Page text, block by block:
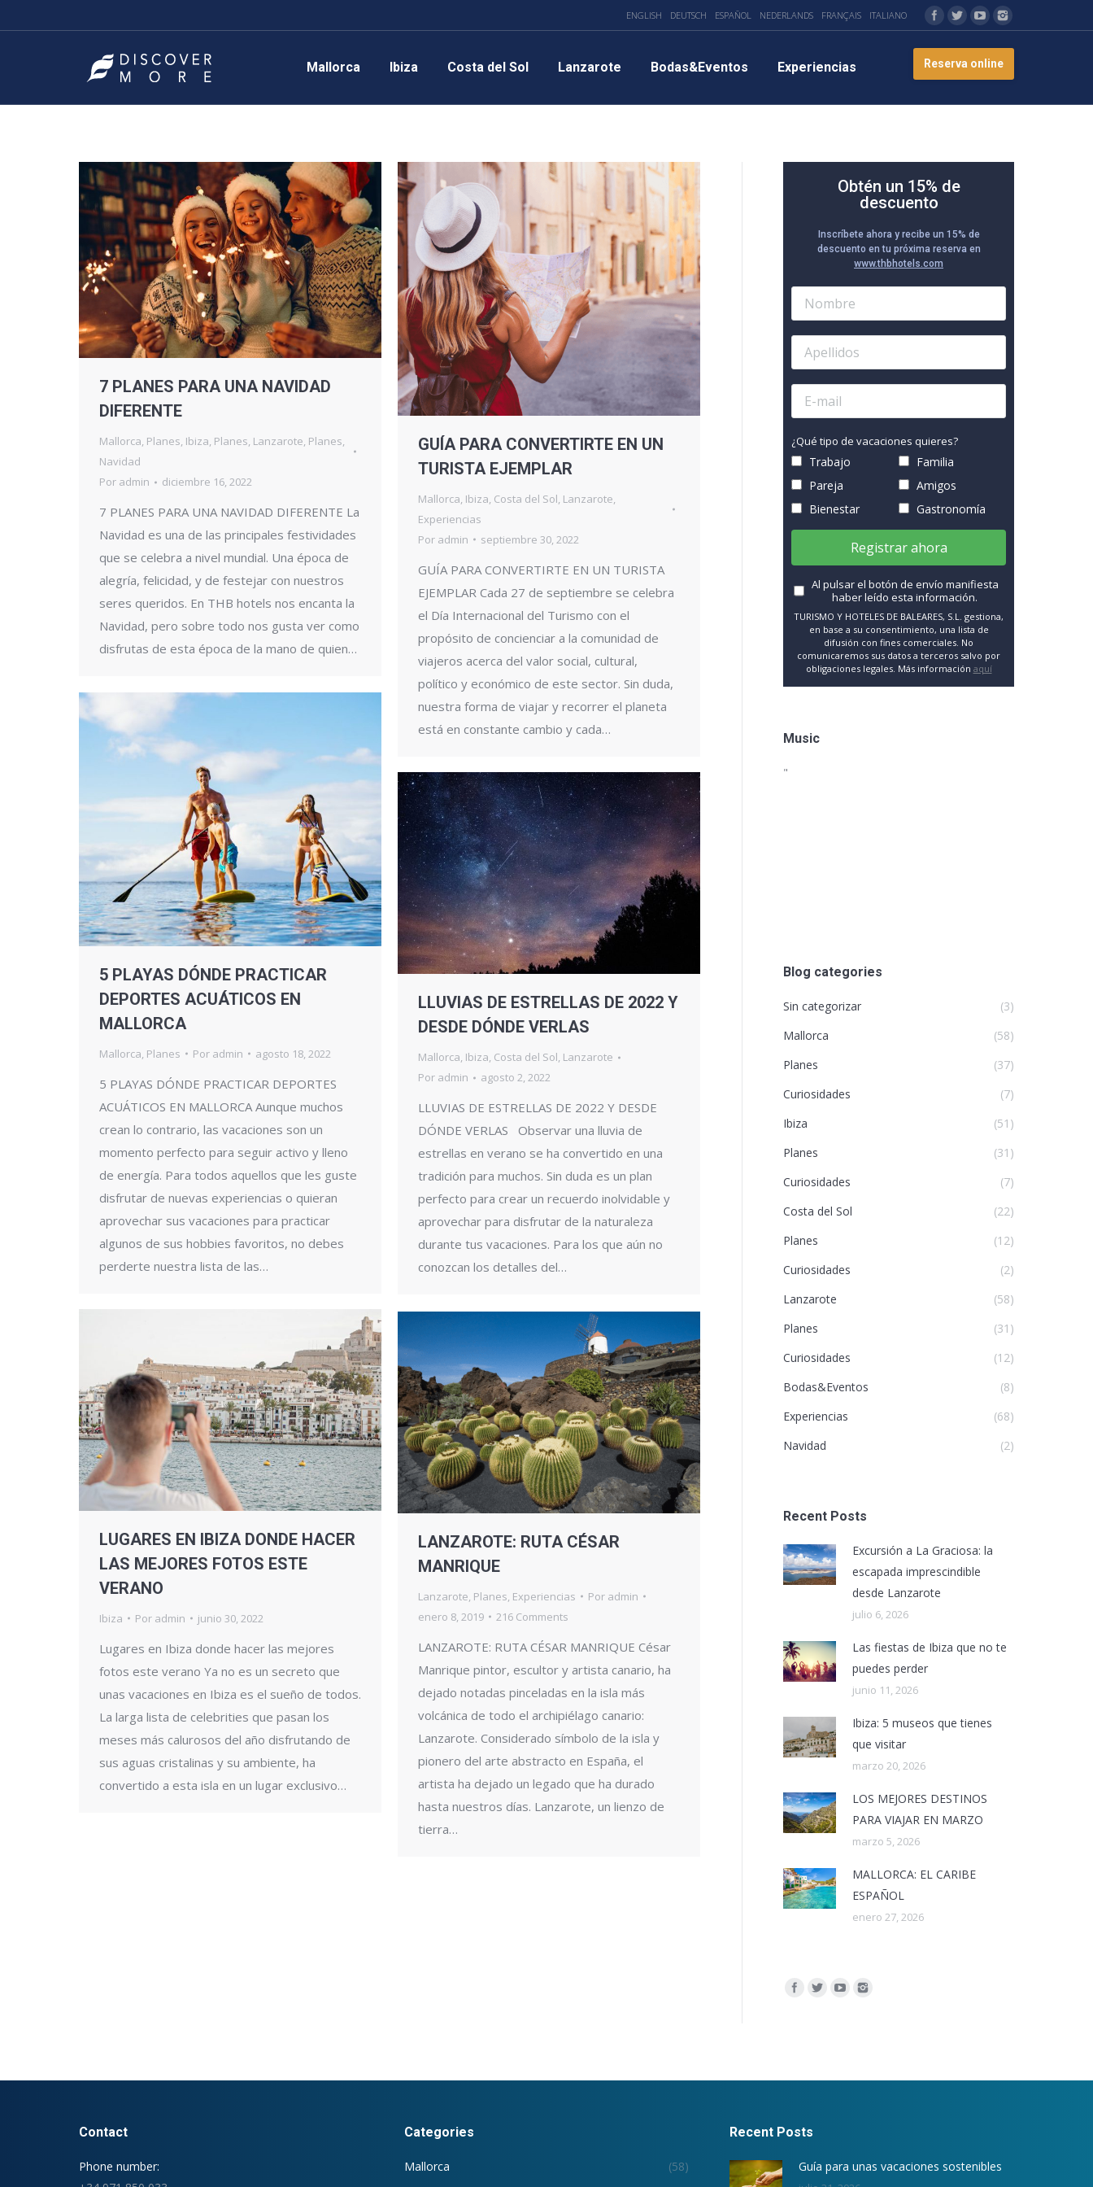
ENGLISH DEUTSCH ESPAÑOL NEDERLANDS FRANÇAIS ITALIANO
Mallorca Ibiza Costa del Sol Lanzarote Bodas&Eventos Experiencias Reserva online
7 PLANES PARA UNA NAVIDAD
DIFERENTE
Mallorca, Planes, Ibiza, Planes, Lanzarote, Planes,
Navidad
Por admin diciembre 16, 2022
7 PLANES PARA UNA NAVIDAD DIFERENTE La
Navidad es una de las principales festividades
que se celebra a nivel mundial. Una época de
alegría, felicidad, y de festejar con nuestros
seres queridos. En THB hotels nos encanta la
Navidad, pero sobre todo nos gusta ver como
disfrutas de esta época de la mano de quien…
GUÍA PARA CONVERTIRTE EN UN
TURISTA EJEMPLAR
Mallorca, Ibiza, Costa del Sol, Lanzarote,
Experiencias
Por admin septiembre 30, 2022
GUÍA PARA CONVERTIRTE EN UN TURISTA
EJEMPLAR Cada 27 de septiembre se celebra
el Día Internacional del Turismo con el
propósito de concienciar a la comunidad de
viajeros acerca del valor social, cultural,
político y económico de este sector. Sin duda,
nuestra forma de viajar y recorrer el planeta
está en constante cambio y cada…
5 PLAYAS DÓNDE PRACTICAR
DEPORTES ACUÁTICOS EN
MALLORCA
Mallorca, Planes Por admin agosto 18, 2022
5 PLAYAS DÓNDE PRACTICAR DEPORTES
ACUÁTICOS EN MALLORCA Aunque muchos
crean lo contrario, las vacaciones son un
momento perfecto para seguir activo y lleno
de energía. Para todos aquellos que les guste
disfrutar de nuevas experiencias o quieran
aprovechar sus vacaciones para practicar
algunos de sus hobbies favoritos, no debes
perderte nuestra lista de las…
LLUVIAS DE ESTRELLAS DE 2022 Y
DESDE DÓNDE VERLAS
Mallorca, Ibiza, Costa del Sol, Lanzarote
Por admin agosto 2, 2022
LLUVIAS DE ESTRELLAS DE 2022 Y DESDE
DÓNDE VERLAS Observar una lluvia de
estrellas en verano se ha convertido en una
tradición para muchos. Sin duda es un plan
perfecto para crear un recuerdo inolvidable y
aprovechar para disfrutar de la naturaleza
durante tus vacaciones. Para los que aún no
conozcan los detalles del…
LUGARES EN IBIZA DONDE HACER
LAS MEJORES FOTOS ESTE
VERANO
Ibiza Por admin junio 30, 2022
Lugares en Ibiza donde hacer las mejores
fotos este verano Ya no es un secreto que
unas vacaciones en Ibiza es el sueño de todos.
La larga lista de celebrities que pasan los
meses más calurosos del año disfrutando de
sus aguas cristalinas y su ambiente, ha
convertido a esta isla en un lugar exclusivo…
LANZAROTE: RUTA CÉSAR
MANRIQUE
Lanzarote Planes Experiencias Por admin
enero 8, 2019
216 Comments
LANZAROTE: RUTA CÉSAR MANRIQUE César
Manrique pintor, escultor y artista canario, ha
dejado notadas pinceladas en la isla más
volcánica de todo el archipiélago canario:
Lanzarote. Considerado símbolo de la isla y
pionero del arte abstracto en España, el
artista ha dejado un legado que ha durado
hasta nuestros días. Lanzarote, un lienzo de
tierra…
Obtén un 15% de
descuento
Inscríbete ahora y recibe un 15% de
descuento en tu próxima reserva en
www.thbhotels.com
¿Qué tipo de vacaciones quieres?
Trabajo
Familia
Pareja
Amigos
Bienestar
Gastronomía
Registrar ahora
Al pulsar el botón de envío manifiesta
haber leído esta información.
TURISMO Y HOTELES DE BALEARES, S.L. gestiona,
en base a su consentimiento, una lista de
difusión con fines comerciales. No
comunicaremos sus datos a terceros salvo por
obligaciones legales. Más información aquí
Music
"
Blog categories
Sin categorizar
(3)
Mallorca
(58)
Planes
(37)
Curiosidades
(7)
Ibiza
(51)
Planes
(31)
Curiosidades
(7)
Costa del Sol
(22)
Planes
(12)
Curiosidades
(2)
Lanzarote
(58)
Planes
(31)
Curiosidades
(12)
Bodas&Eventos
(8)
Experiencias
(68)
Navidad
(2)
Recent Posts
Excursión a La Graciosa: la
escapada imprescindible
desde Lanzarote
julio 6, 2026
Las fiestas de Ibiza que no te
puedes perder
junio 11, 2026
Ibiza: 5 museos que tienes
que visitar
marzo 20, 2026
LOS MEJORES DESTINOS
PARA VIAJAR EN MARZO
marzo 5, 2026
MALLORCA: EL CARIBE
ESPAÑOL
enero 27, 2026
Encuéntranos en:
Contact
Phone number:
Categories
Mallorca (58)
Recent Posts
Guía para unas vacaciones sostenibles